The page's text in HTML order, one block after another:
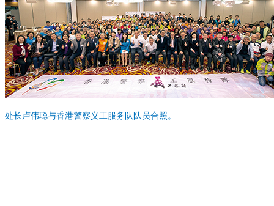
处长卢伟聪与香港警察义工服务队队员合照。